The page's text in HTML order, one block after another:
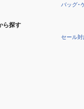
バッグ･
ら探す
セール対